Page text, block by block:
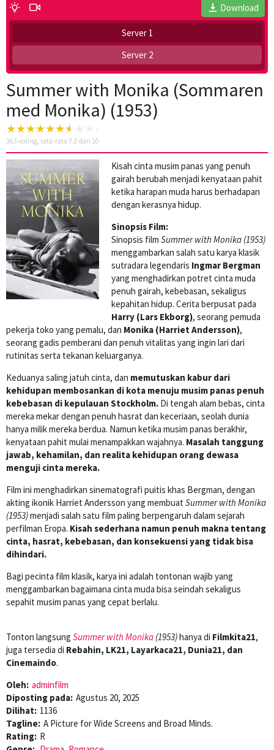
Download
Server 1
Server 2
Summer with Monika (Sommaren
med Monika) (1953)
363 voting, rata-rata 7.0 dari 10
Kisah cinta musim panas yang penuh
gairah berubah menjadi kenyataan pahit
ketika harapan muda harus berhadapan
dengan kerasnya hidup.
Sinopsis Film:
Sinopsis film Summer with Monika (1953)
menggambarkan salah satu karya klasik
sutradara legendaris Ingmar Bergman
yang menghadirkan potret cinta muda
penuh gairah, kebebasan, sekaligus
kepahitan hidup. Cerita berpusat pada
Harry (Lars Ekborg), seorang pemuda
pekerja toko yang pemalu, dan Monika (Harriet Andersson),
seorang gadis pemberani dan penuh vitalitas yang ingin lari dari
rutinitas serta tekanan keluarganya.
Keduanya saling jatuh cinta, dan memutuskan kabur dari
kehidupan membosankan di kota menuju musim panas penuh
kebebasan di kepulauan Stockholm. Di tengah alam bebas, cinta
mereka mekar dengan penuh hasrat dan keceriaan, seolah dunia
hanya milik mereka berdua. Namun ketika musim panas berakhir,
kenyataan pahit mulai menampakkan wajahnya. Masalah tanggung
jawab, kehamilan, dan realita kehidupan orang dewasa
menguji cinta mereka.
Film ini menghadirkan sinematografi puitis khas Bergman, dengan
akting ikonik Harriet Andersson yang membuat Summer with Monika
(1953)menjadi salah satu film paling berpengaruh dalam sejarah
perfilman Eropa. Kisah sederhana namun penuh makna tentang
cinta, hasrat, kebebasan, dan konsekuensi yang tidak bisa
dihindari.
Bagi pecinta film klasik, karya ini adalah tontonan wajib yang
menggambarkan bagaimana cinta muda bisa seindah sekaligus
sepahit musim panas yang cepat berlalu.
Tonton langsung Summer with Monika (1953)hanya di Filmkita21,
juga tersedia di Rebahin, LK21, Layarkaca21, Dunia21, dan
Cinemaindo.
Oleh: adminfilm
Diposting pada: Agustus 20, 2025
Dilihat: 1136
Tagline: A Picture for Wide Screens and Broad Minds.
Rating: R